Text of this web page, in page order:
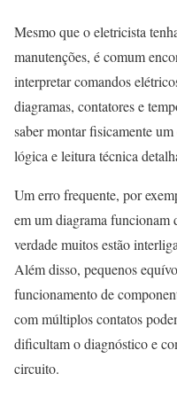
Mesmo que o eletricista
manutenções, é comum
interpretar comandos
diagramas, contatores e
saber montar fisicamente
lógica e leitura técnica
Um erro frequente, por
em um diagrama funcionam
verdade muitos estão
Além disso, pequenos
funcionamento de
com múltiplos contatos
dificultam o diagnóstico e
circuito.